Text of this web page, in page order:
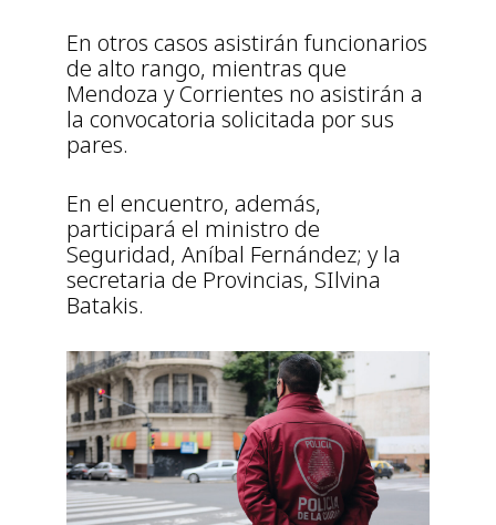
En otros casos asistirán funcionarios
de alto rango, mientras que
Mendoza y Corrientes no asistirán a
la convocatoria solicitada por sus
pares.
En el encuentro, además,
participará el ministro de
Seguridad, Aníbal Fernández; y la
secretaria de Provincias, SIlvina
Batakis.